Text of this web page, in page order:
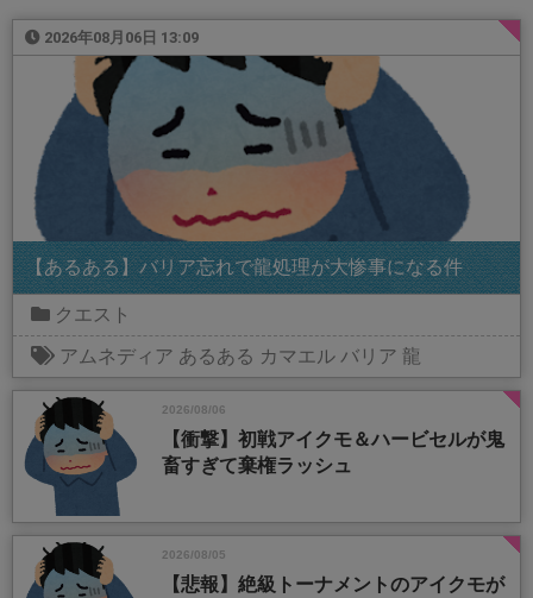
2026年08月06日 13:09
【あるある】バリア忘れで龍処理が大惨事になる件
クエスト
アムネディア あるある カマエル バリア 龍
2026/08/06
【衝撃】初戦アイクモ＆ハービセルが鬼
畜すぎて棄権ラッシュ
2026/08/05
【悲報】絶級トーナメントのアイクモが